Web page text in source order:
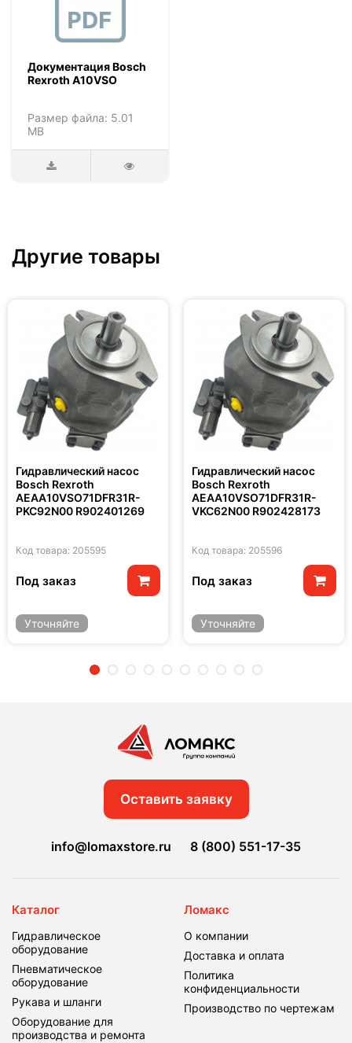
Документация Bosch
Rexroth A10VSO
Размер файла: 5.01
MB
Другие товары
Гидравлический насос
Bosch Rexroth
AEAA10VSO71DFR31R-
PKC92N00 R902401269
Код товара: 205595
Под заказ
Уточняйте
Гидравлический насос
Bosch Rexroth
AEAA10VSO71DFR31R-
VKC62N00 R902428173
Код товара: 205596
Под заказ
Уточняйте
Оставить заявку
info@lomaxstore.ru 8 (800) 551-17-35
Каталог
Гидравлическое
оборудование
Пневматическое
оборудование
Рукава и шланги
Оборудование для
производства и ремонта
Ломакс
О компании
Доставка и оплата
Политика
конфиденциальности
Производство по чертежам